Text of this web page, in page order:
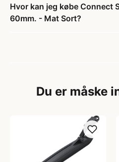
Hvor kan jeg købe
60mm. - Mat Sort?
Du er måske